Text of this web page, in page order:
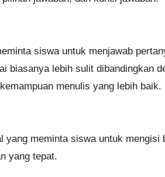
siswa untuk menjawab
biasanya lebih sulit dibandingkan
menulis yang lebih baik.
yang meminta siswa untuk mengisi
yang tepat.